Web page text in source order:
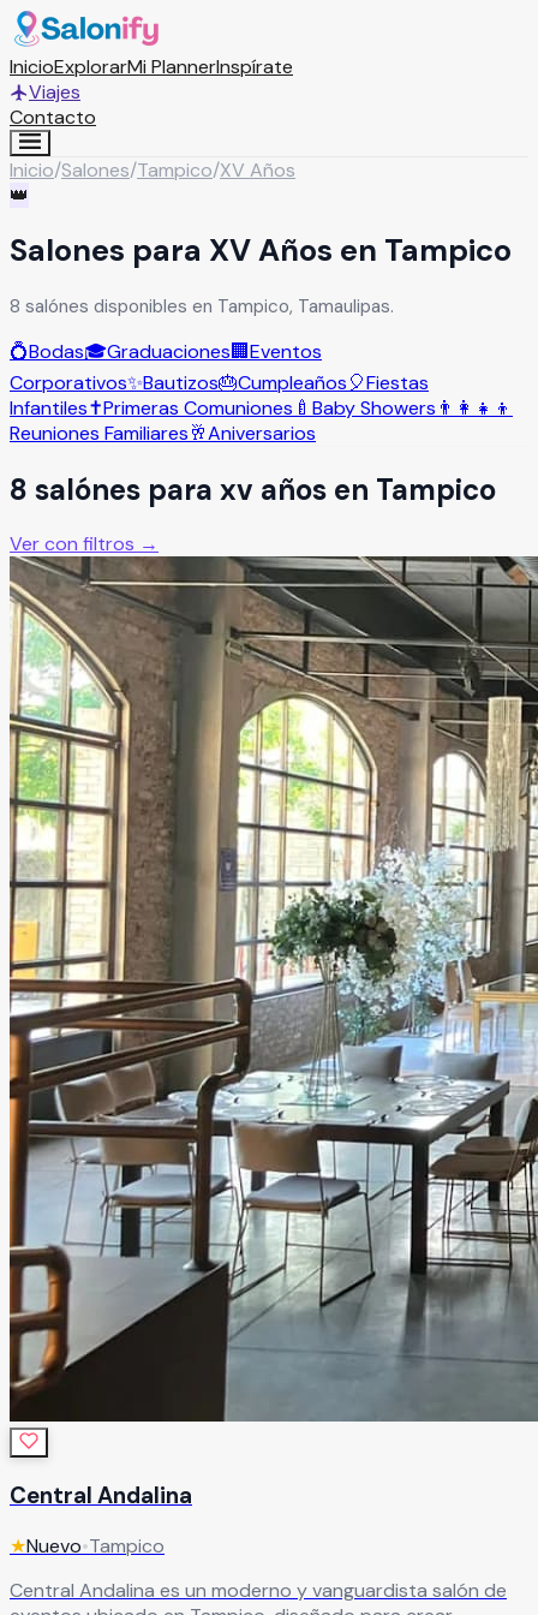
InicioExplorarMi PlannerInspírate
Viajes
Contacto
Inicio/Salones/Tampico/XV Años
👑
Salones para XV Años en Tampico
8 salónes disponibles en Tampico, Tamaulipas.
💍Bodas🎓Graduaciones🏢Eventos
Corporativos✨Bautizos🎂Cumpleaños🎈Fiestas
Infantiles✝️Primeras Comuniones 🍼 Baby Showers 👨‍👩‍👧‍👦
Reuniones Familiares🥂Aniversarios
8 salónes para xv años en Tampico
Ver con filtros →
Central Andalina
★Nuevo•Tampico
Central Andalina es un moderno y vanguardista salón de